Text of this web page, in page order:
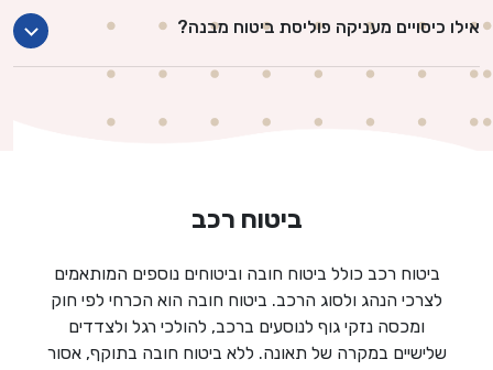
אילו כיסויים מעניקה פוליסת ביטוח מבנה?
ביטוח רכב
ביטוח רכב כולל ביטוח חובה וביטוחים נוספים המותאמים
לצרכי הנהג ולסוג הרכב. ביטוח חובה הוא הכרחי לפי חוק
ומכסה נזקי גוף לנוסעים ברכב, להולכי רגל ולצדדים
שלישיים במקרה של תאונה. ללא ביטוח חובה בתוקף, אסור